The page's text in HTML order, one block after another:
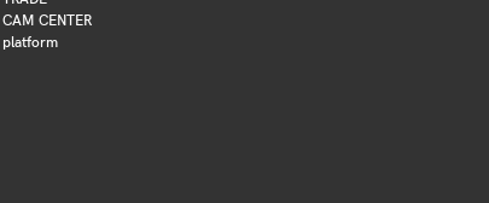
CAM CENTER
platform